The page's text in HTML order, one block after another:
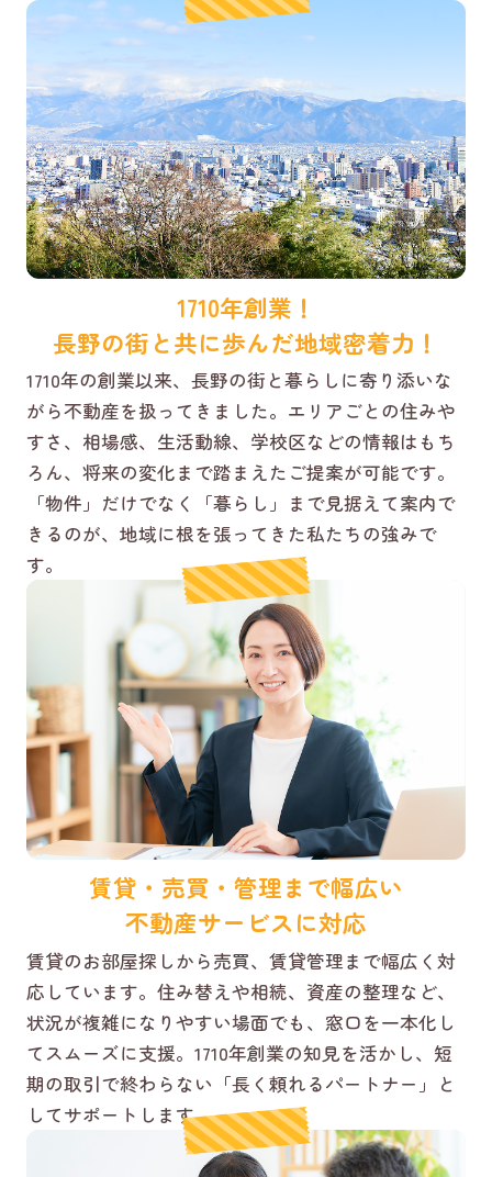
1710年創業！
長野の街と共に歩んだ地域密着力！
1710年の創業以来、長野の街と暮らしに寄り添いな
がら不動産を扱ってきました。エリアごとの住みや
すさ、相場感、生活動線、学校区などの情報はもち
ろん、将来の変化まで踏まえたご提案が可能です。
「物件」だけでなく「暮らし」まで見据えて案内で
きるのが、地域に根を張ってきた私たちの強みで
す。
賃貸・売買・管理まで幅広い
不動産サービスに対応
賃貸のお部屋探しから売買、賃貸管理まで幅広く対
応しています。住み替えや相続、資産の整理など、
状況が複雑になりやすい場面でも、窓口を一本化し
てスムーズに支援。1710年創業の知見を活かし、短
期の取引で終わらない「長く頼れるパートナー」と
してサポートします。